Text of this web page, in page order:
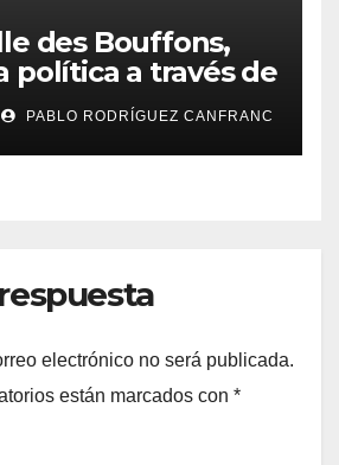
des Bouffons,
política a través de
PABLO RODRÍGUEZ CANFRANC
electrónico no será publicada.
están marcados con *